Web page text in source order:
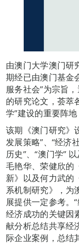
由澳门大学澳门研
期经已由澳门基金
服务社会”为宗旨
的研究论文，荟萃
学”建设的重要阵
该期《澳门研究》
发展策略”、“经济
历史”、“澳门学”
毛艳华、荣健欣的
新》以及何力武的
系机制研究》，为
展提供一定参考。
经济成功的关键因
献分析总结共享经
际企业案例，总结